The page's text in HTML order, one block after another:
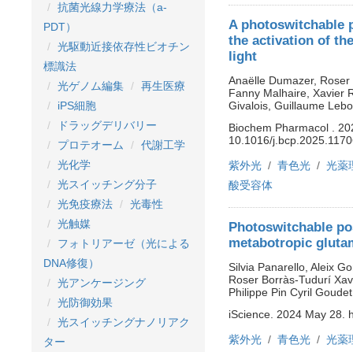
抗菌光線力学療法（a-
PDT）
光駆動近接依存性ビオチン
標識法
光ゲノム編集
再生医療
iPS細胞
ドラッグデリバリー
プロテオーム
代謝工学
光化学
光スイッチング分子
光免疫療法
光毒性
光触媒
フォトリアーゼ（光による
DNA修復）
光アンケージング
光防御効果
光スイッチングナノリアク
ター
A photoswitchable
the activation of
light
Anaëlle Dumazer,
Fanny Malhaire, Xavier
Givalois, Guillaume
Biochem Pharmacol .
10.1016/
紫外光
青色光
光薬
酸受容体
Photoswitchable
metabotropic
Silvia Panarello, Aleix
Roser Borràs-Tudurí
Philippe Pin Cyril
iScience. 2024 May 28.
紫外光
青色光
光薬